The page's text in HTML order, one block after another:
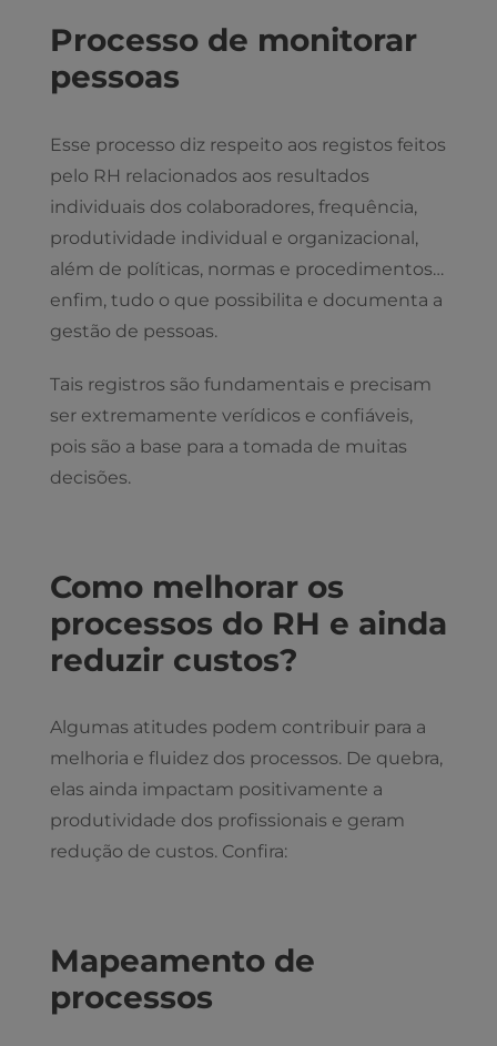
Processo de monitorar
pessoas
Esse processo diz respeito aos registos feitos
pelo RH relacionados aos resultados
individuais dos colaboradores, frequência,
produtividade individual e organizacional,
além de políticas, normas e procedimentos…
enfim, tudo o que possibilita e documenta a
gestão de pessoas.
Tais registros são fundamentais e precisam
ser extremamente verídicos e confiáveis,
pois são a base para a tomada de muitas
decisões.
Como melhorar os
processos do RH e ainda
reduzir custos?
Algumas atitudes podem contribuir para a
melhoria e fluidez dos processos. De quebra,
elas ainda impactam positivamente a
produtividade dos profissionais e geram
redução de custos. Confira:
Mapeamento de
processos